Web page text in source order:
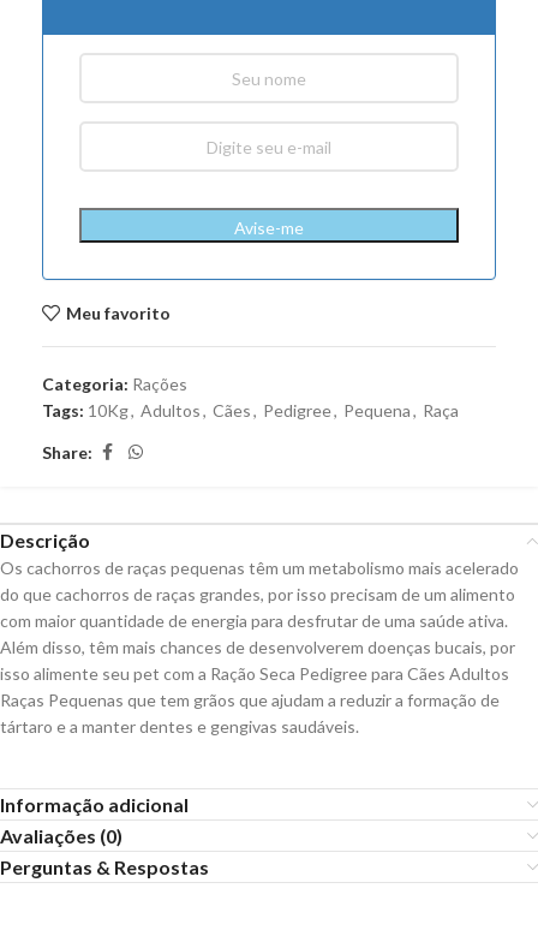
Avise-me
Meu favorito
Categoria: Rações
Tags: 10Kg, Adultos, Cães, Pedigree, Pequena, Raça
Share:
Descrição
Os cachorros de raças pequenas têm um metabolismo mais acelerado
do que cachorros de raças grandes, por isso precisam de um alimento
com maior quantidade de energia para desfrutar de uma saúde ativa.
Além disso, têm mais chances de desenvolverem doenças bucais, por
isso alimente seu pet com a Ração Seca Pedigree para Cães Adultos
Raças Pequenas que tem grãos que ajudam a reduzir a formação de
tártaro e a manter dentes e gengivas saudáveis.
Informação adicional
Avaliações (0)
Perguntas & Respostas